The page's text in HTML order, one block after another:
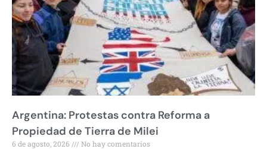
Argentina: Protestas contra Reforma a
Propiedad de Tierra de Milei
6 de agosto, 2026 No hay comentarios